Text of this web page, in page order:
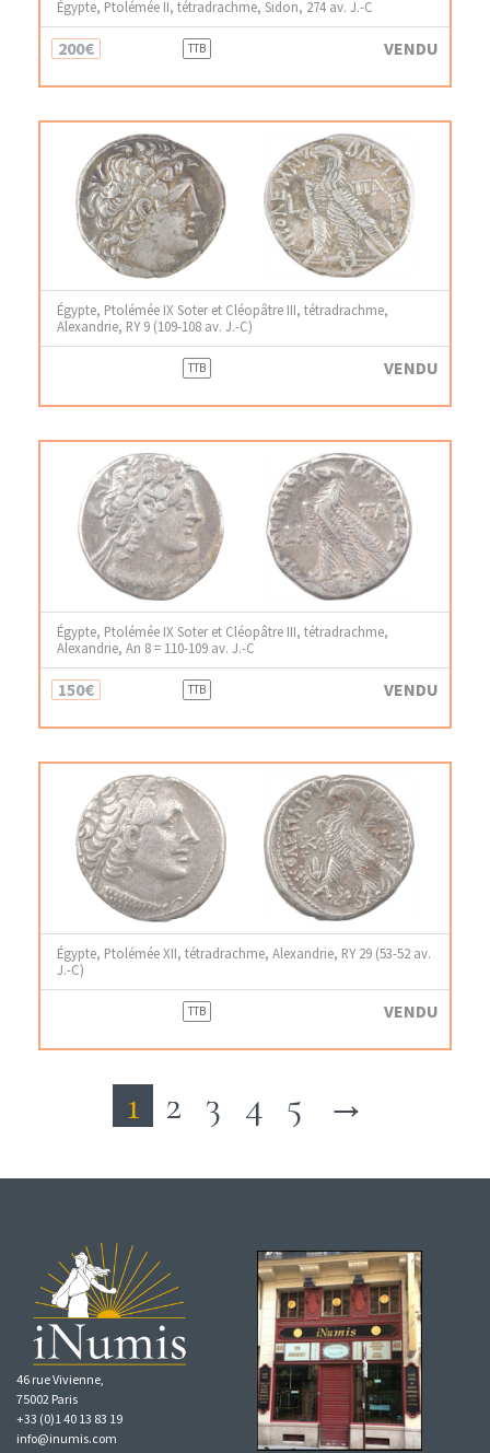
Égypte, Ptolémée II, tétradrachme, Sidon, 274 av. J.-C
200€ TTB VENDU
Égypte, Ptolémée IX Soter et Cléopâtre III, tétradrachme,
Alexandrie, RY 9 (109-108 av. J.-C)
TTB VENDU
Égypte, Ptolémée IX Soter et Cléopâtre III, tétradrachme,
Alexandrie, An 8 = 110-109 av. J.-C
150€ TTB VENDU
Égypte, Ptolémée XII, tétradrachme, Alexandrie, RY 29 (53-52 av.
J.-C)
TTB VENDU
1 2 3 4 5 →
46 rue Vivienne,
75002 Paris
+33 (0)1 40 13 83 19
info@inumis.com